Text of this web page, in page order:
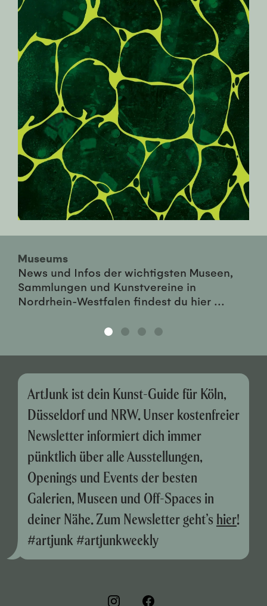
Museums
News und Infos der wichtigsten Museen,
Sammlungen und Kunstvereine in
Nordrhein-Westfalen findest du hier ...
ArtJunk ist dein Kunst-Guide für Köln,
Düsseldorf und NRW. Unser kostenfreier
Newsletter informiert dich immer
pünktlich über alle Ausstellungen,
Openings und Events der besten
Galerien, Museen und Off-Spaces in
deiner Nähe. Zum Newsletter geht’s hier!
#artjunk #artjunkweekly